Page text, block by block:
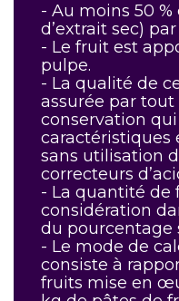
- Au moins 50 %
d’extrait sec)
- Le fruit est
pulpe.
- La qualité de
assurée par
conservation qui
caractéristiques
sans utilisation
correcteurs
- La quantité de
considération
du pourcentage
- Le mode de
consiste à
fruits mise en